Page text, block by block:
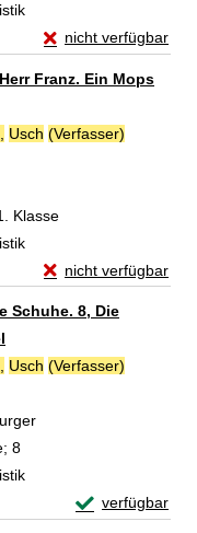
nicht verfügbar
Exemplar-Details
Franz. Ein Mops
Usch (Verfasser)
Klasse
nicht verfügbar
Exemplar-Details
Schuhe. 8, Die
Usch (Verfasser)
8
verfügbar
Exemplar-